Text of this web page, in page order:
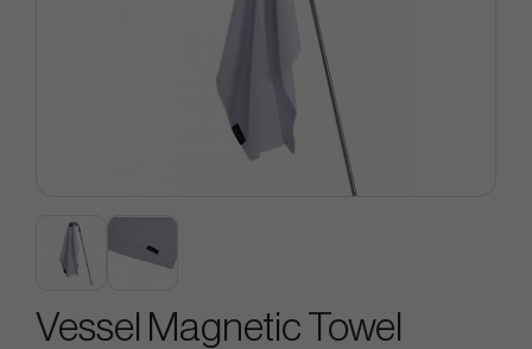
Vessel Magnetic Towel